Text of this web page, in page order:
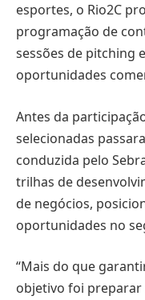
esportes, o Rio2C
programação de
sessões de pitching
oportunidades
Antes da
selecionadas
conduzida pelo
trilhas de
de negócios,
oportunidades no
“Mais do que
objetivo foi